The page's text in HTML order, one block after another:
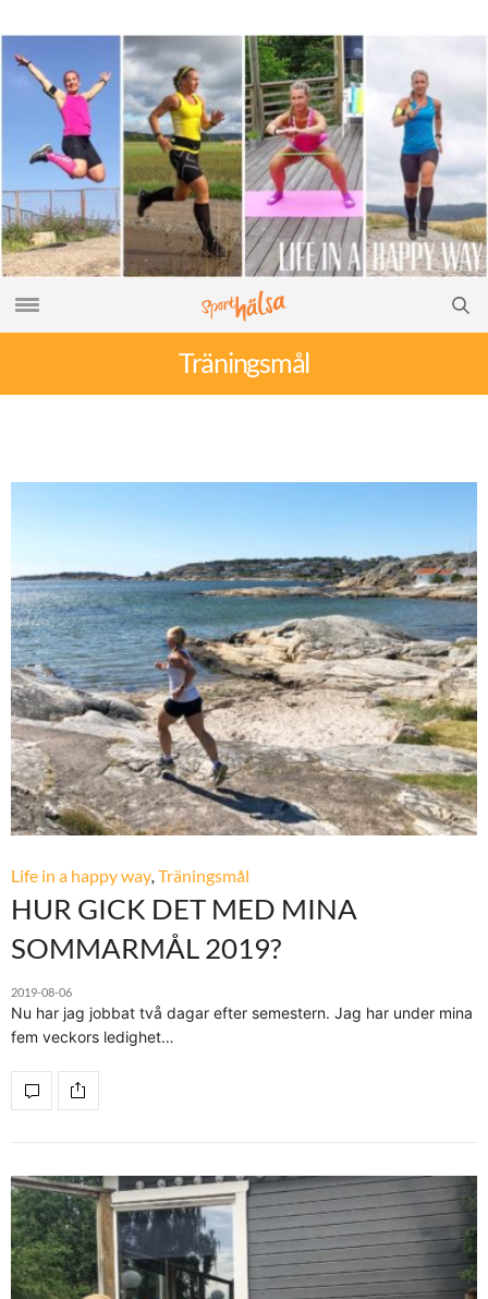
Träningsmål
Life in a happy way,Träningsmål
HUR GICK DET MED MINA
SOMMARMÅL 2019?
2019-08-06
Nu har jag jobbat två dagar efter semestern. Jag har under mina
fem veckors ledighet…